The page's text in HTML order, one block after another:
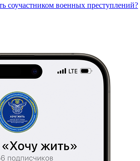
соучастником военных преступлений?